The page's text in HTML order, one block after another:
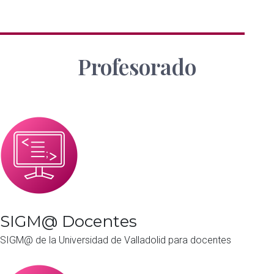
Profesorado
SIGM@ Docentes
SIGM@ de la Universidad de Valladolid para docentes